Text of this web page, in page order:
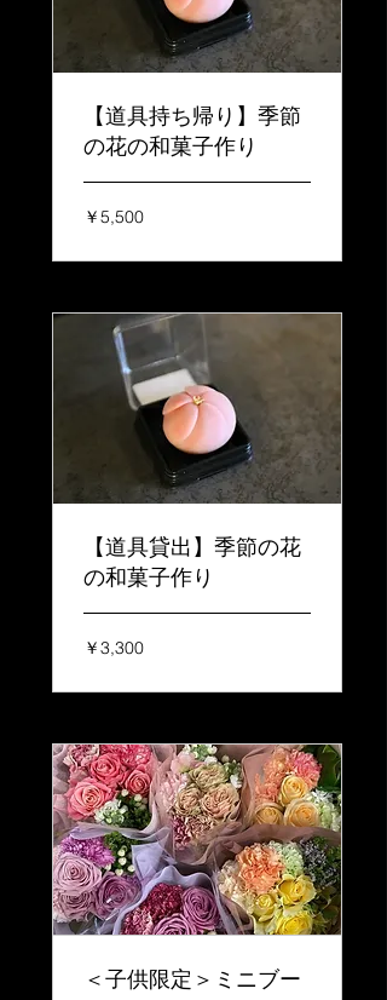
【道具持ち帰り】季節
の花の和菓子作り
5,500
円
￥5,500
【道具貸出】季節の花
の和菓子作り
3,300
円
￥3,300
＜子供限定＞ミニブー